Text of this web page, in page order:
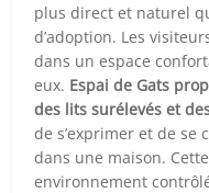
plus direct et naturel
d’adoption. Les
dans un espace
eux. Espai de Gats
des lits surélevés et
de s’exprimer et de
dans une maison.
environnement